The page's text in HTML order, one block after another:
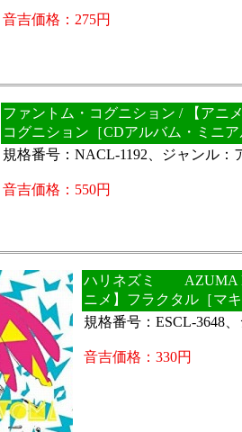
音吉価格：275円
ファントム・コグニション / 【アニ
コグニション［CDアルバム・ミニ
規格番号：NACL-1192、ジャンル：
音吉価格：550円
ハリネズミ AZUMA
ニメ】フラクタル［マ
規格番号：ESCL-3648
音吉価格：330円